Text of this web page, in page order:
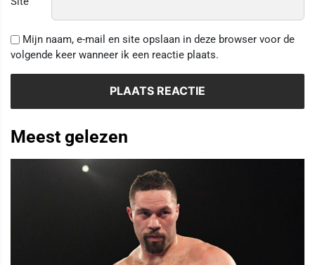
Mijn naam, e-mail en site opslaan in deze browser voor de
volgende keer wanneer ik een reactie plaats.
Meest gelezen